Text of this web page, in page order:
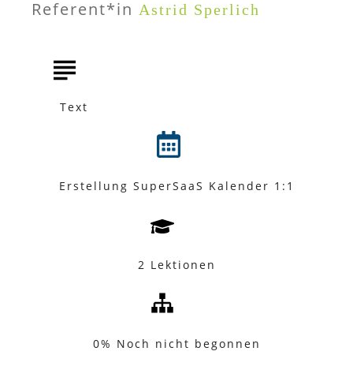
Referent*in Astrid Sperlich
Text
Erstellung SuperSaaS Kalender 1:1
2 Lektionen
0% Noch nicht begonnen